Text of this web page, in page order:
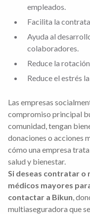
empleados.
Facilita la
Ayuda al
colaboradores.
Reduce la
Reduce el estrés
Las empresas
compromiso principal
comunidad, tengan
donaciones o acciones
cómo una empresa
salud y bienestar.
Si deseas contratar o
médicos mayores
contactar a Bikun,
multiaseguradora que